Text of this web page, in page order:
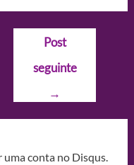
Post
seguinte
→
uma conta no Disqus.